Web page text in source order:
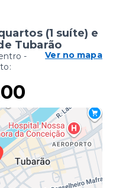
(1 suíte) e
Tubarão
-
Ver no mapa